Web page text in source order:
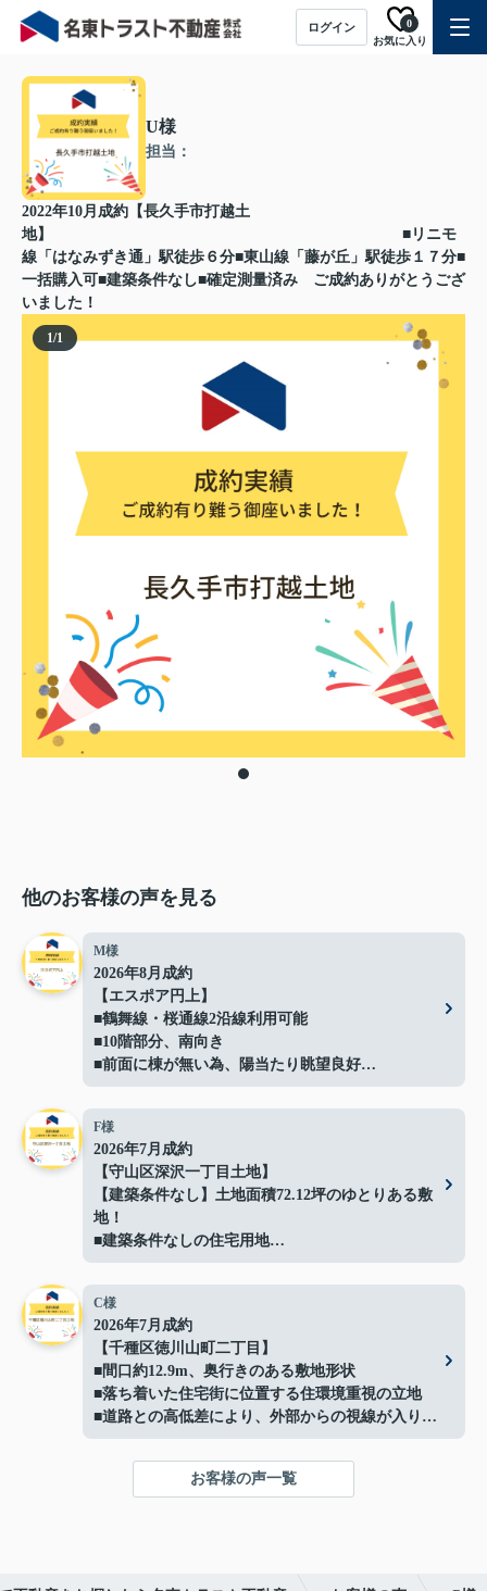
ログイン
お気に入り
0
U様
担当：
2022年10月成約【長久手市打越土
地】 ■リニモ
線「はなみずき通」駅徒歩６分■東山線「藤が丘」駅徒歩１７分■
一括購入可■建築条件なし■確定測量済み ご成約ありがとうござ
いました！
1/1
他のお客様の声を見る
M様
2026年8月成約
【エスポア円上】
■鶴舞線・桜通線2沿線利用可能
■10階部分、南向き
■前面に棟が無い為、陽当たり眺望良好
■ペット飼育可能(規約による制限有)
■バルコニーにガーデンバン（水栓）有
■「円上」停（徒歩5分）より
栄、高速バスセンターへのアクセス可能
ご成約ありがとうございました！
F様
2026年7月成約
【守山区深沢一丁目土地】
【建築条件なし】土地面積72.12坪のゆとりある敷
地！
■建築条件なしの住宅用地
■間口約14.4ｍでプランの自由度良好
■解体更地渡しでスムーズに建築可能
■閑静な住宅地に立地
■イオン守山店まで約500ｍ
■日常の買い物にも便利な住環境
■守山スマートインターまで車で約3分で車移動の
利便性も良好
■お好きなハウスメーカーで建築可能
C様
2026年7月成約
【千種区徳川山町二丁目】
■間口約12.9m、奥行きのある敷地形状
■落ち着いた住宅街に位置する住環境重視の立地
■道路との高低差により、外部からの視線が入りに
くい落ち着いた敷地
■高低差を活かしたプライバシー性の高い敷地形状
■現況：更地徳川山町土地】
お客様の声一覧